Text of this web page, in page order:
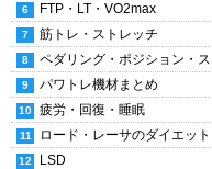
FTP・LT・VO2max
筋トレ・ストレッチ
ペダリング・ポジション・
パワトレ機材まとめ
疲労・回復・睡眠
ロード・レーサのダイエット
LSD